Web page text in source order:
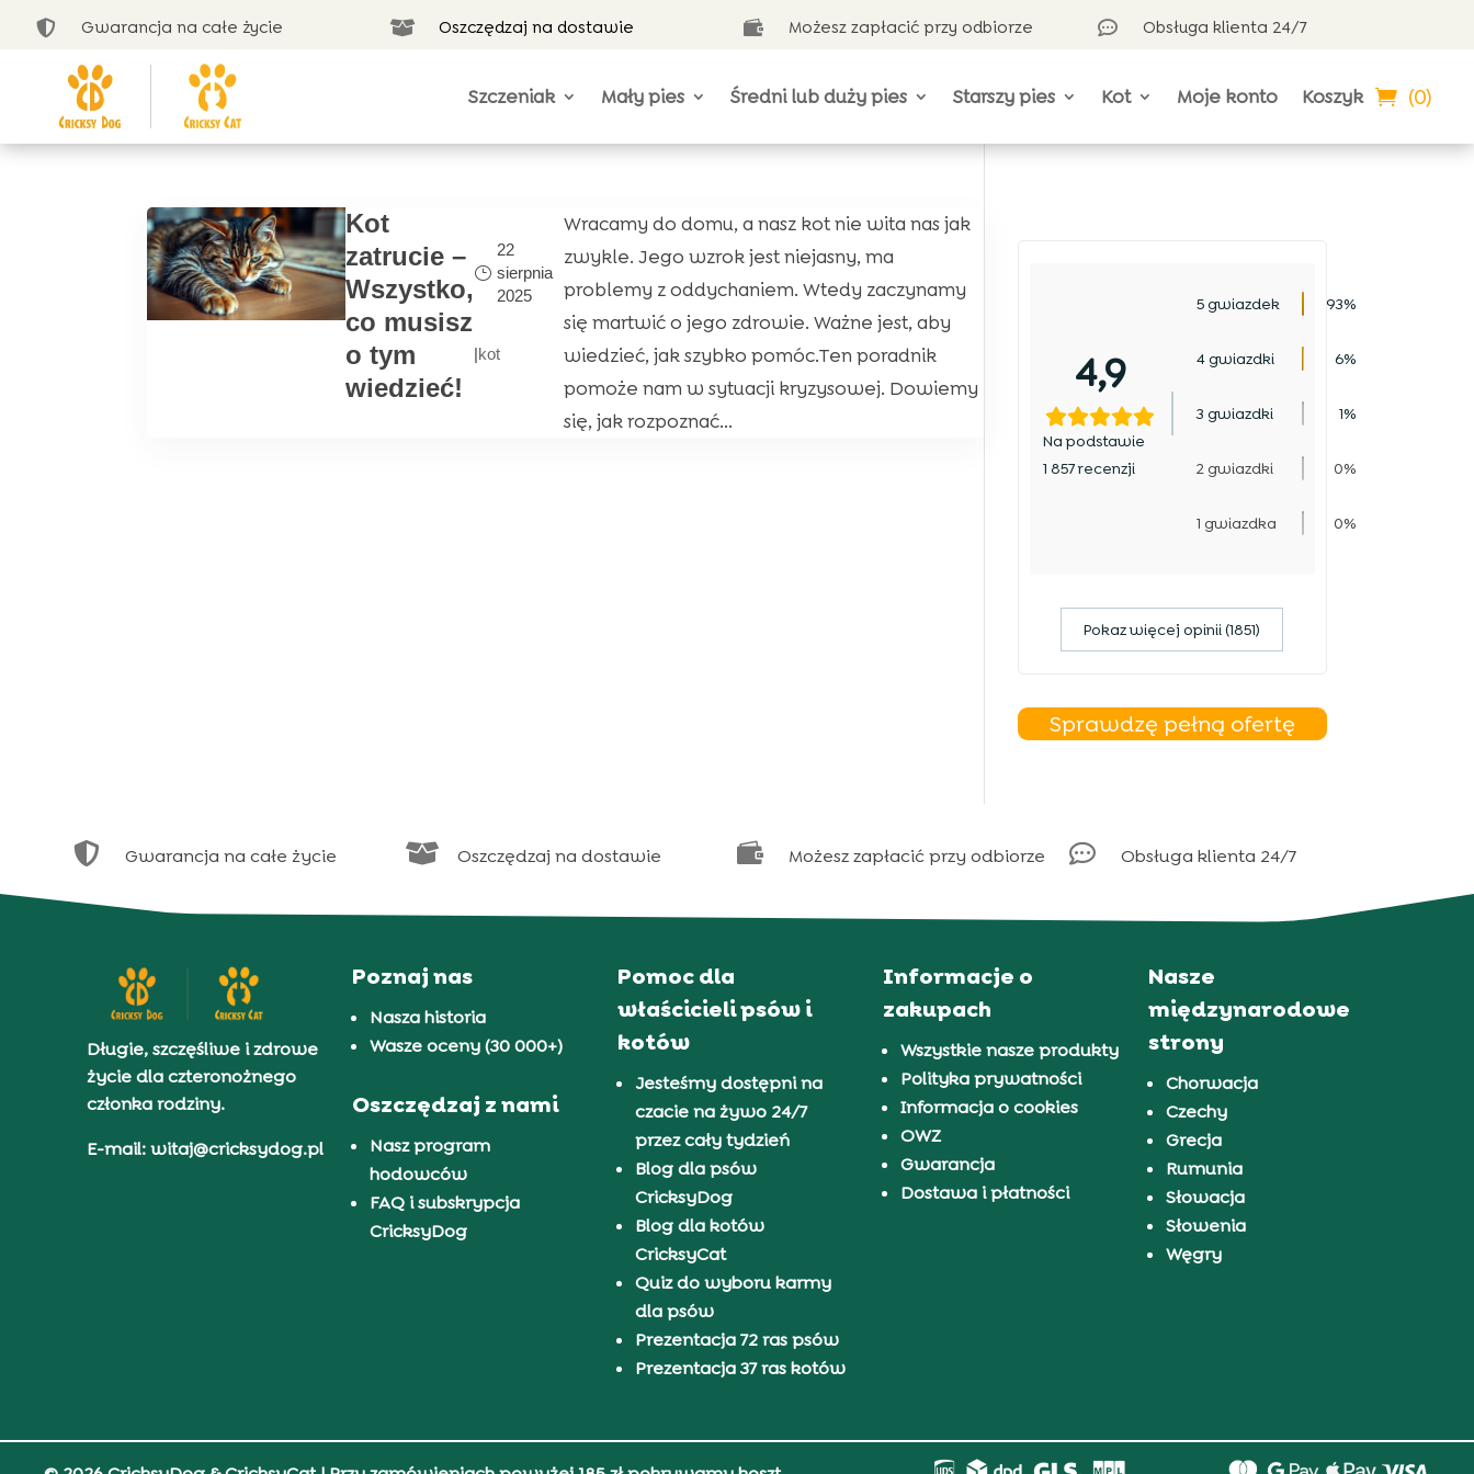
 Gwarancja na całe życie  Oszczędzaj na dostawie  Możesz zapłacić przy odbiorze  Obsługa klienta 24/7
Szczeniak Mały pies Średni lub duży pies Starszy pies Kot Moje konto Koszyk (0)
Kot
zatrucie –
Wszystko,
co musisz
o tym
wiedzieć!
22
sierpnia
2025
|kot
Wracamy do domu, a nasz kot nie wita nas jak
zwykle. Jego wzrok jest niejasny, ma
problemy z oddychaniem. Wtedy zaczynamy
się martwić o jego zdrowie. Ważne jest, aby
wiedzieć, jak szybko pomóc.Ten poradnik
pomoże nam w sytuacji kryzysowej. Dowiemy
się, jak rozpoznać...
4,9
Na podstawie
1 857 recenzji
5 gwiazdek 93%
4 gwiazdki 6%
3 gwiazdki 1%
2 gwiazdki 0%
1 gwiazdka 0%
Pokaz więcej opinii (1851)
Sprawdzę pełną ofertę
 Gwarancja na całe życie  Oszczędzaj na dostawie  Możesz zapłacić przy odbiorze  Obsługa klienta 24/7
Długie, szczęśliwe i zdrowe
życie dla czteronożnego
członka rodziny.
E-mail: witaj@cricksydog.pl
Poznaj nas
Nasza historia
Wasze oceny (30 000+)
Oszczędzaj z nami
Nasz program
hodowców
FAQ i subskrypcja
CricksyDog
Pomoc dla
właścicieli psów i
kotów
Jesteśmy dostępni na
czacie na żywo 24/7
przez cały tydzień
Blog dla psów
CricksyDog
Blog dla kotów
CricksyCat
Quiz do wyboru karmy
dla psów
Prezentacja 72 ras psów
Prezentacja 37 ras kotów
Informacje o
zakupach
Wszystkie nasze produkty
Polityka prywatności
Informacja o cookies
OWZ
Gwarancja
Dostawa i płatności
Nasze
międzynarodowe
strony
Chorwacja
Czechy
Grecja
Rumunia
Słowacja
Słowenia
Węgry